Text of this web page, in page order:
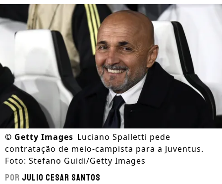
© Getty Images Luciano Spalletti pede
contratação de meio-campista para a Juventus.
Foto: Stefano Guidi/Getty Images
Por Julio Cesar Santos